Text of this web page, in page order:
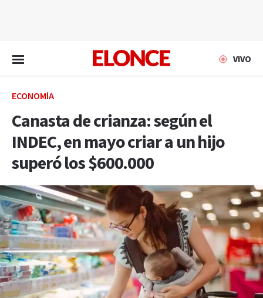
VIVO
ECONOMÍA
Canasta de crianza: según el
INDEC, en mayo criar a un hijo
superó los $600.000